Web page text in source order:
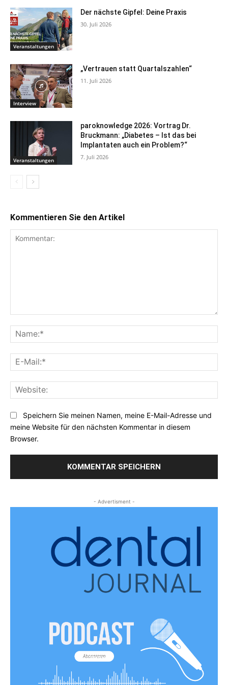
Veranstaltungen
Der nächste Gipfel: Deine Praxis
30. Juli 2026
Interview
„Vertrauen statt Quartalszahlen“
11. Juli 2026
Veranstaltungen
paroknowledge 2026: Vortrag Dr.
Bruckmann: „Diabetes – Ist das bei
Implantaten auch ein Problem?“
7. Juli 2026
Kommentieren Sie den Artikel
Speichern Sie meinen Namen, meine E-Mail-Adresse und
meine Website für den nächsten Kommentar in diesem
Browser.
- Advertisment -